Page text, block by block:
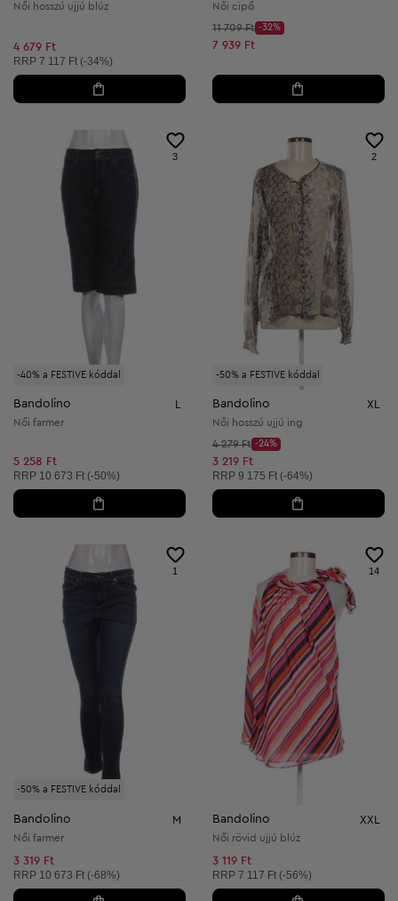
Női hosszú ujjú blúz
4 679 Ft
Ajánlott ár:
RRP 7 117 Ft (-34%)
Női cipő
Kezdő ár:
11 709 Ft
Discount Price:
-32%
Csökkentett ár:
7 939 Ft
-40% a FESTIVE kóddal
3
Bandolino
Női farmer
5 258 Ft
Ajánlott ár:
RRP 10 673 Ft (-50%)
-50% a FESTIVE kóddal
2
Bandolino XL
Női hosszú ujjú ing
Kezdő ár:
4 279 Ft
Discount Price:
-24%
Csökkentett ár:
3 219 Ft
Ajánlott ár:
RRP 9 175 Ft (-64%)
-50% a FESTIVE kóddal
1
Bandolino M
Női farmer
3 319 Ft
Ajánlott ár:
RRP 10 673 Ft (-68%)
14
Bandolino XXL
Női rövid ujjú blúz
3 119 Ft
Ajánlott ár:
RRP 7 117 Ft (-56%)